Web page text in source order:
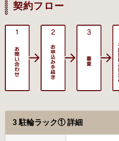
契約フロー
3 駐輪ラック① 詳細